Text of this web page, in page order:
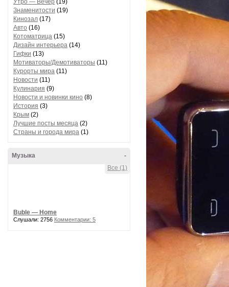
Утро — Вечер (19)
Знаменитости (19)
Кинозал (17)
Авто (16)
Котоматрица (15)
Дизайн интерьера (14)
Гифки (13)
Мотиваторы/Демотиваторы (11)
Курорты мира (11)
Новости (11)
Кулинария (9)
Новости и новинки кино (8)
История (3)
Крым (2)
Лучшие посты месяца (2)
Страны и города мира (1)
-
Музыка
Все (1)
Buble — Home
Слушали: 2756 Комментарии: 5